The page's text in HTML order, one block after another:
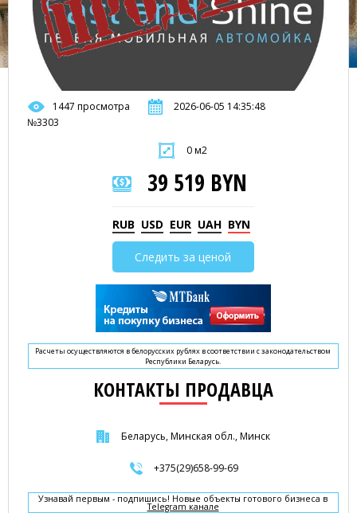
1447 просмотра
2026-06-05 14:35:48
№3303
0 м2
39 519 BYN
RUB USD EUR UAH BYN
Следить за ценой
Расчеты осуществляются в белорусских рублях в соответствии с законодательством
Республики Беларусь.
КОНТАКТЫ ПРОДАВЦА
Беларусь, Минская обл., Минск
+375(29)658-99-69
Узнавай первым - подпишись! Новые объекты готового бизнеса в
Telegram канале